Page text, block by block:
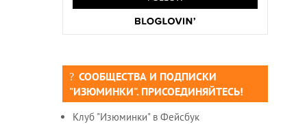
СООБЩЕСТВА И ПОДПИСКИ
"ИЗЮМИНКИ". ПРИСОЕДИНЯЙТЕСЬ!
Клуб "Изюминки" в Фейсбук